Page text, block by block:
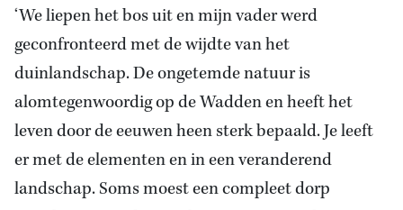
‘We liepen het bos uit en mijn vader werd
geconfronteerd met de wijdte van het
duinlandschap. De ongetemde natuur is
alomtegenwoordig op de Wadden en heeft het
leven door de eeuwen heen sterk bepaald. Je leeft
er met de elementen en in een veranderend
landschap. Soms moest een compleet dorp